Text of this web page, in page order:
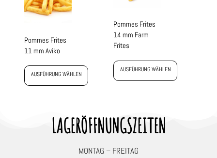
Pommes Frites
11 mm Aviko
AUSFÜHRUNG WÄHLEN
Pommes Frites
14 mm Farm
Frites
AUSFÜHRUNG WÄHLEN
LAGERÖFFNUNGSZEITEN
MONTAG – FREITAG